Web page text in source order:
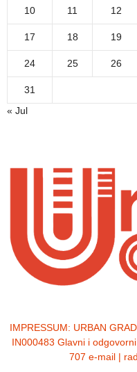
10 11 12
17 18 19
24 25 26
31
« Jul
IMPRESSUM: URBAN
IN000483 Glavni i
707 e-mail |